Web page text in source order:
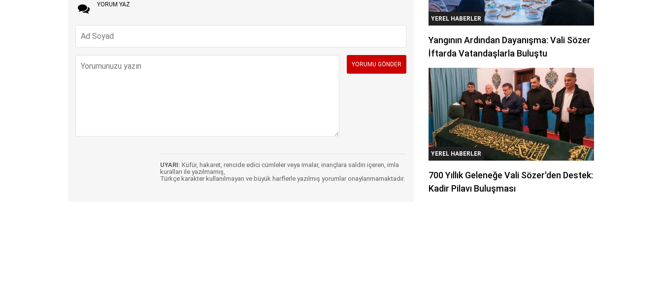
YORUM YAZ
UYARI: Küfür, hakaret, rencide edici cümleler veya imalar, inançlara saldırı içeren, imla
kuralları ile yazılmamış,
Türkçe karakter kullanılmayan ve büyük harflerle yazılmış yorumlar onaylanmamaktadır.
YEREL HABERLER
Yangının Ardından Dayanışma: Vali Sözer
İftarda Vatandaşlarla Buluştu
YEREL HABERLER
700 Yıllık Geleneğe Vali Sözer'den Destek:
Kadir Pilavı Buluşması